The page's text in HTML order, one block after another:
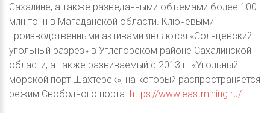
Сахалине, а также разведанными объемами более 100
млн тонн в Магаданской области. Ключевыми
производственными активами являются «Солнцевский
угольный разрез» в Углегорском районе Сахалинской
области, а также развиваемый с 2013 г. «Угольный
морской порт Шахтерск», на который распространяется
режим Свободного порта. https://www.eastmining.ru/